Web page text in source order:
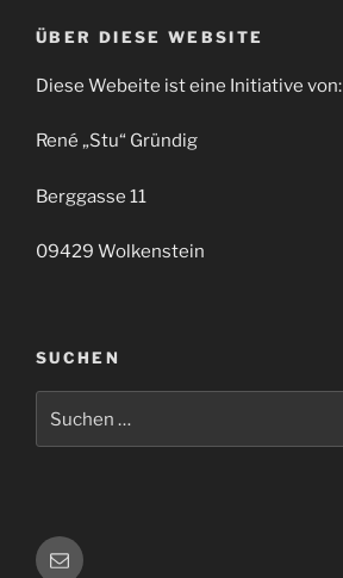
ÜBER DIESE WEBSITE
Diese Webeite ist eine Initiative von:
René „Stu“ Gründig
Berggasse 11
09429 Wolkenstein
SUCHEN
nach:
E-